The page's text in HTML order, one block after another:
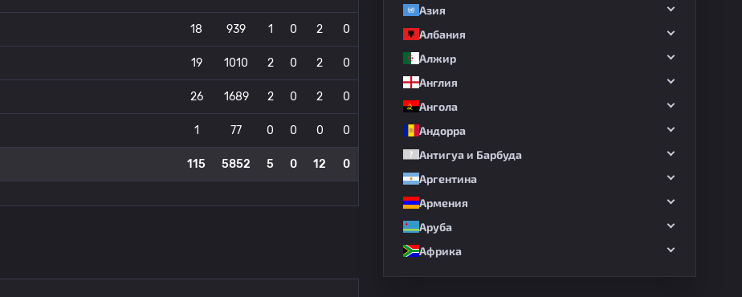
18 939 1 0 2 0
19 1010 2 0 2 0
26 1689 2 0 2 0
1 77 0 0 0 0
115 5852 5 0 12 0
Азия
Албания
Алжир
Англия
Ангола
Андорра
Антигуа и Барбуда
Аргентина
Армения
Аруба
Африка